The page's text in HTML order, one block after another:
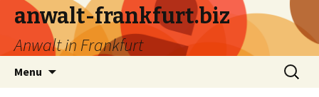
anwalt-frankfurt.biz
Anwalt in Frankfurt
Menu
Search
for: